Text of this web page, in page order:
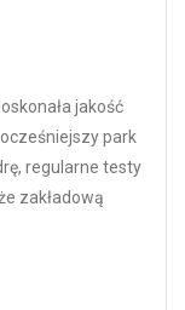
jakość
park
regularne testy
zakładową